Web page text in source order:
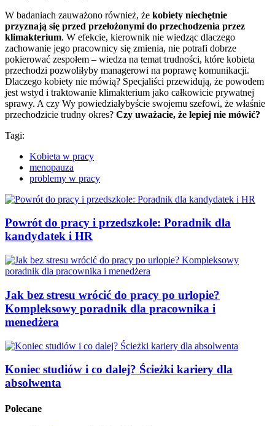
W badaniach zauważono również, że kobiety niechętnie
przyznają się przed przełożonymi do przechodzenia przez
klimakterium. W efekcie, kierownik nie wiedząc dlaczego
zachowanie jego pracownicy się zmienia, nie potrafi dobrze
pokierować zespołem – wiedza na temat trudności, które kobieta
przechodzi pozwoliłyby managerowi na poprawę komunikacji.
Dlaczego kobiety nie mówią? Specjaliści przewidują, że powodem
jest wstyd i traktowanie klimakterium jako całkowicie prywatnej
sprawy. A czy Wy powiedziałybyście swojemu szefowi, że właśnie
przechodzicie trudny okres? Czy uważacie, że lepiej nie mówić?
Tagi:
Kobieta w pracy
menopauza
problemy w pracy
Powrót do pracy i przedszkole: Poradnik dla
kandydatek i HR
Jak bez stresu wrócić do pracy po urlopie?
Kompleksowy poradnik dla pracownika i
menedżera
Koniec studiów i co dalej? Ścieżki kariery dla
absolwenta
Polecane